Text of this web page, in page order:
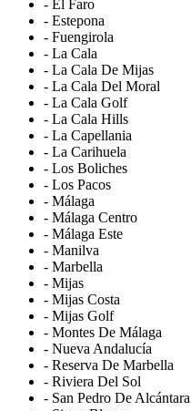
- El Faro
- Estepona
- Fuengirola
- La Cala
- La Cala De Mijas
- La Cala Del Moral
- La Cala Golf
- La Cala Hills
- La Capellania
- La Carihuela
- Los Boliches
- Los Pacos
- Málaga
- Málaga Centro
- Málaga Este
- Manilva
- Marbella
- Mijas
- Mijas Costa
- Mijas Golf
- Montes De Málaga
- Nueva Andalucía
- Reserva De Marbella
- Riviera Del Sol
- San Pedro De Alcántara